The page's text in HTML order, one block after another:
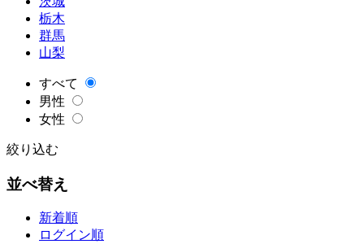
栃木
群馬
山梨
すべて
男性
女性
絞り込む
並べ替え
新着順
ログイン順